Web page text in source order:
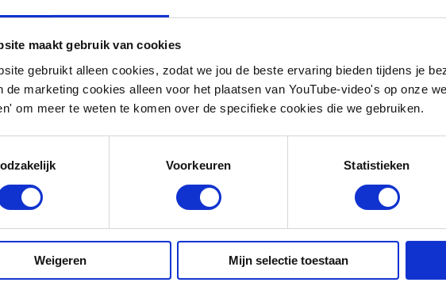
maakt gebruik van cookies
gebruikt alleen cookies, zodat we jou de beste ervaring bieden tijdens je
de marketing cookies alleen voor het plaatsen van YouTube-video's op onze
om meer te weten te komen over de specifieke cookies die we gebruiken.
Voorkeuren Statistieken
Weigeren Mijn selectie toestaan
zorg ik ervoor dat strategische kansen worden omgezet in
ben ik voorzitter van samenwerkingsverband New Energy
Hiermee zet ik me al ruim twintig jaar in om
aan de ontwikkeling van de duurzame energie-economie in het
via